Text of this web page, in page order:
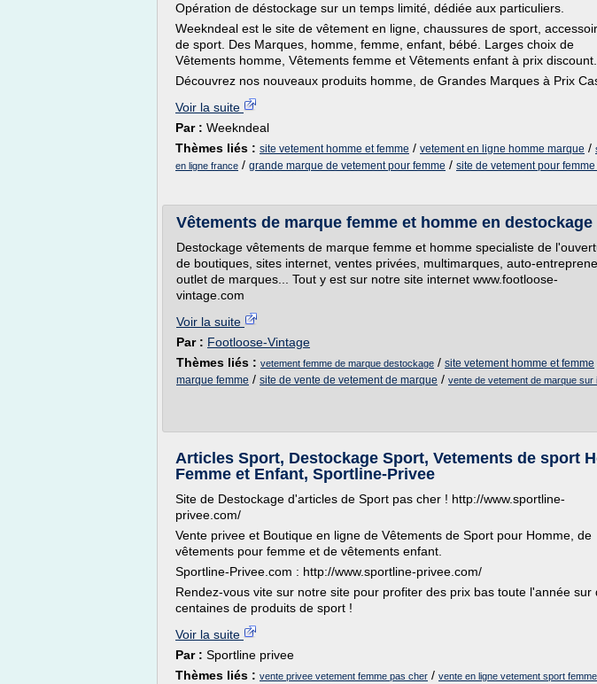
Opération de déstockage sur un temps limité, dédiée aux particuliers.
Weekndeal est le site de vêtement en ligne, chaussures de sport,
de sport. Des Marques, homme, femme, enfant, bébé. Larges choix de
Vêtements homme, Vêtements femme et Vêtements enfant à prix discount.
Découvrez nos nouveaux produits homme, de Grandes Marques à Prix
Voir la suite
Par : Weekndeal
Thèmes liés : site vetement homme et femme / vetement en ligne homme marque /
en ligne france / grande marque de vetement pour femme / site de vetement pour
Vêtements de marque femme et homme en destockage
Destockage vêtements de marque femme et homme specialiste de
de boutiques, sites internet, ventes privées, multimarques, auto-
outlet de marques... Tout y est sur notre site internet www.footloose-
vintage.com
Voir la suite
Par : Footloose-Vintage
Thèmes liés : vetement femme de marque destockage / site vetement homme et femme
marque femme / site de vente de vetement de marque / vente de vetement de marque sur
Articles Sport, Destockage Sport, Vetements de sport
Femme et Enfant, Sportline-Privee
Site de Destockage d'articles de Sport pas cher ! http://www.sportline-
privee.com/
Vente privee et Boutique en ligne de Vêtements de Sport pour Homme, de
vêtements pour femme et de vêtements enfant.
Sportline-Privee.com : http://www.sportline-privee.com/
Rendez-vous vite sur notre site pour profiter des prix bas toute l'année sur
centaines de produits de sport !
Voir la suite
Par : Sportline privee
Thèmes liés : vente privee vetement femme pas cher / vente en ligne vetement sport femme